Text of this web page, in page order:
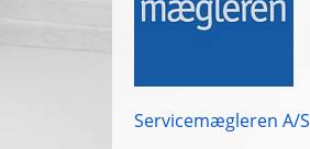
Servicemægleren A/S